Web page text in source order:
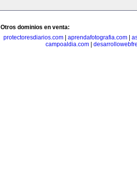
Otros dominios en venta:
protectoresdiarios.com
aprendafotografia.com
campoaldia.com